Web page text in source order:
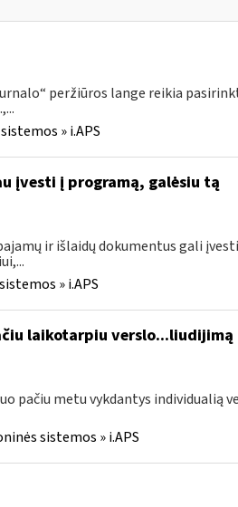
peržiūros lange reikia
» i.APS
įvesti į programą, galėsiu tą
ir išlaidų dokumentus gali
» i.APS
laikotarpiu verslo...liudijimą
pačiu metu vykdantys individualią
sistemos » i.APS